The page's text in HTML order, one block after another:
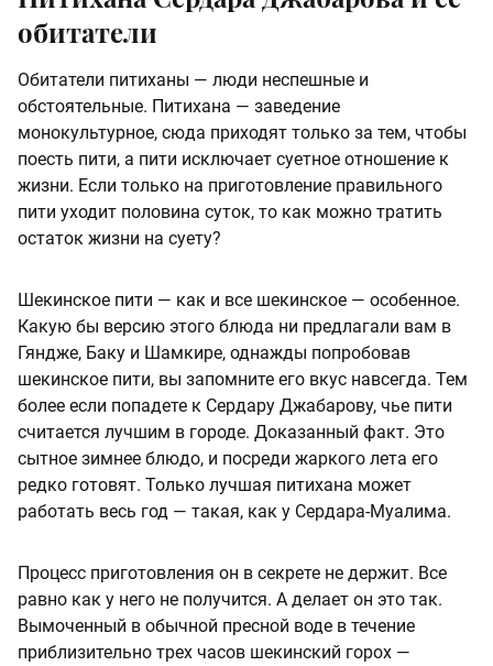
обитатели
Обитатели питиханы — люди неспешные и
обстоятельные. Питихана — заведение
монокультурное, сюда приходят только за тем, чтобы
поесть пити, а пити исключает суетное отношение к
жизни. Если только на приготовление правильного
пити уходит половина суток, то как можно тратить
остаток жизни на суету?
Шекинское пити — как и все шекинское — особенное.
Какую бы версию этого блюда ни предлагали вам в
Гяндже, Баку и Шамкире, однажды попробовав
шекинское пити, вы запомните его вкус навсегда. Тем
более если попадете к Сердару Джабарову, чье пити
считается лучшим в городе. Доказанный факт. Это
сытное зимнее блюдо, и посреди жаркого лета его
редко готовят. Только лучшая питихана может
работать весь год — такая, как у Сердара-Муалима.
Процесс приготовления он в секрете не держит. Все
равно как у него не получится. А делает он это так.
Вымоченный в обычной пресной воде в течение
приблизительно трех часов шекинский горох —